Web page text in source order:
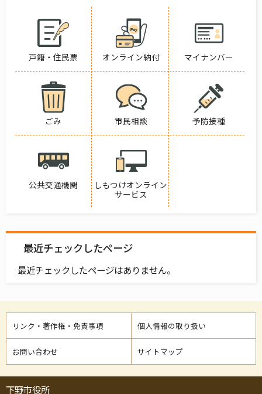
戸籍・住民票 オンライン納付 マイナンバー
ごみ 市民相談 予防接種
公共交通機関
しもつけオンライン
サービス
最近チェックしたページ
最近チェックしたページはありません。
リンク・著作権・免責事項 個人情報の取り扱い
お問い合わせ サイトマップ
下野市役所